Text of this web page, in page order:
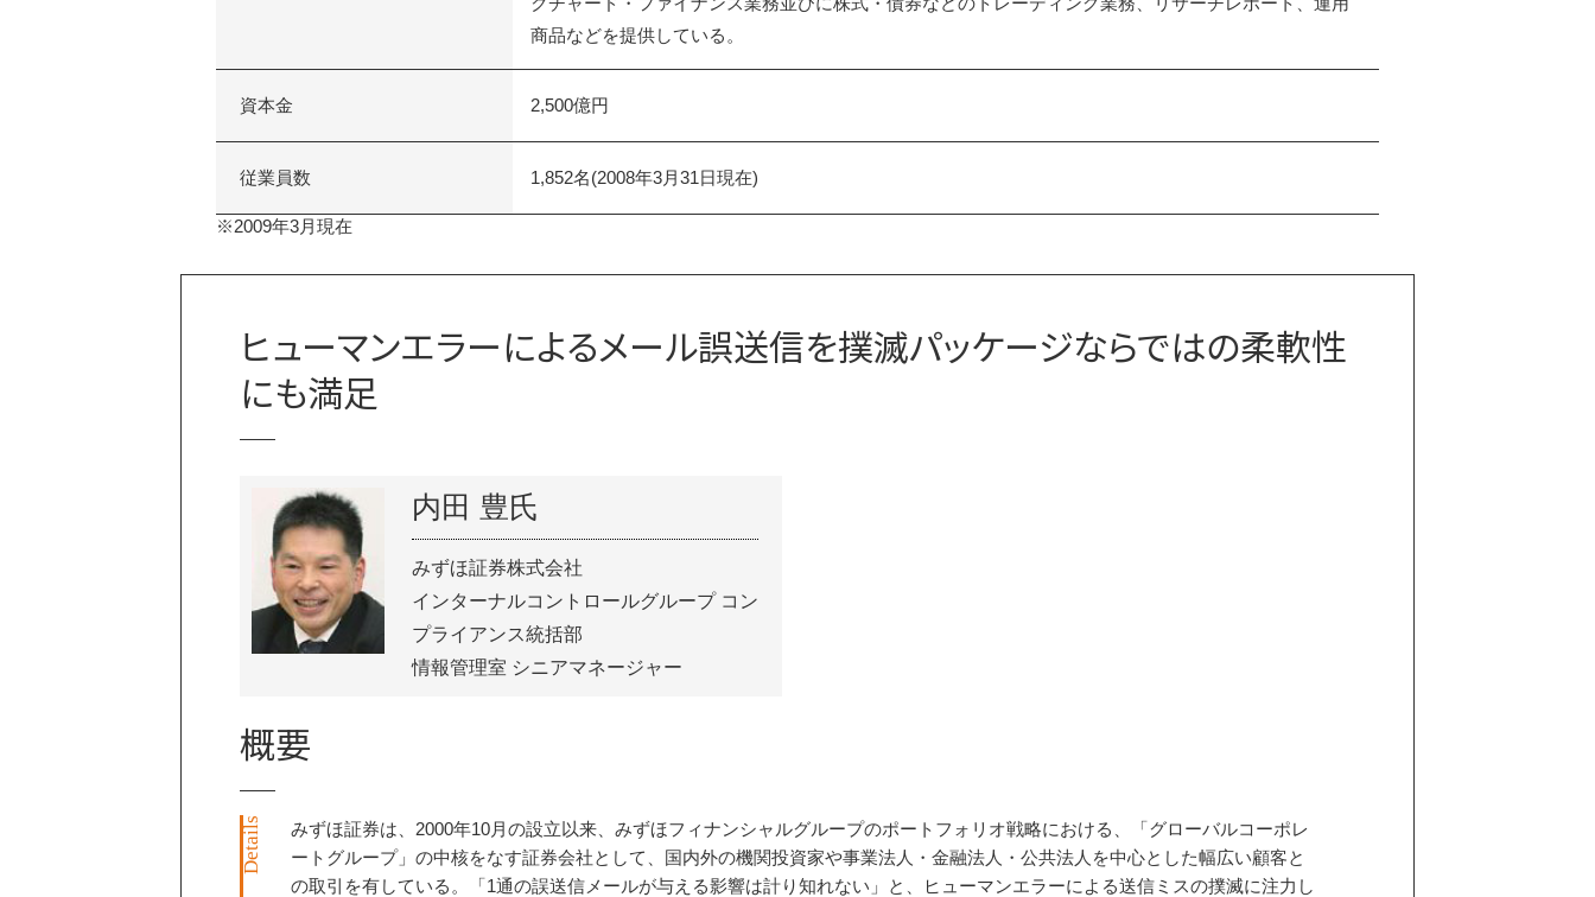
※2009年3月現在
商品などを提供している。
資本金 2,500億円
従業員数 1,852名(2008年3月31日現在)
ヒューマンエラーによるメール誤送信を撲滅パッケージならではの柔軟性
にも満足
内田 豊氏
みずほ証券株式会社
インターナルコントロールグループ コン
プライアンス統括部
情報管理室 シニアマネージャー
概要
みずほ証券は、2000年10月の設立以来、みずほフィナンシャルグループのポートフォリオ戦略における、「グローバルコーポレ
ートグループ」の中核をなす証券会社として、国内外の機関投資家や事業法人・金融法人・公共法人を中心とした幅広い顧客と
の取引を有している。「1通の誤送信メールが与える影響は計り知れない」と、ヒューマンエラーによる送信ミスの撲滅に注力し